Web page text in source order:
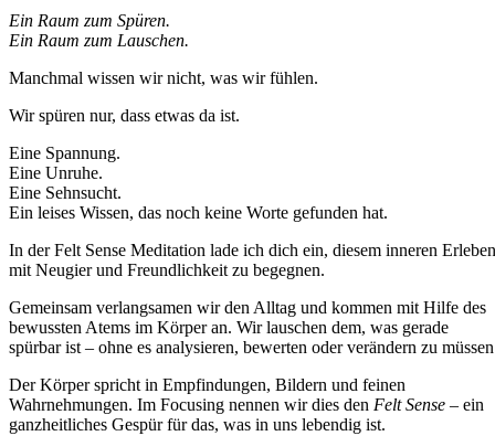
Ein Raum zum Spüren.
Ein Raum zum Lauschen.
Manchmal wissen wir nicht, was wir fühlen.
Wir spüren nur, dass etwas da ist.
Eine Spannung.
Eine Unruhe.
Eine Sehnsucht.
Ein leises Wissen, das noch keine Worte gefunden hat.
In der Felt Sense Meditation lade ich dich ein, diesem inneren Erleben
mit Neugier und Freundlichkeit zu begegnen.
Gemeinsam verlangsamen wir den Alltag und kommen mit Hilfe des
bewussten Atems im Körper an. Wir lauschen dem, was gerade
spürbar ist – ohne es analysieren, bewerten oder verändern zu
Der Körper spricht in Empfindungen, Bildern und feinen
Wahrnehmungen. Im Focusing nennen wir dies den Felt Sense – ein
ganzheitliches Gespür für das, was in uns lebendig ist.